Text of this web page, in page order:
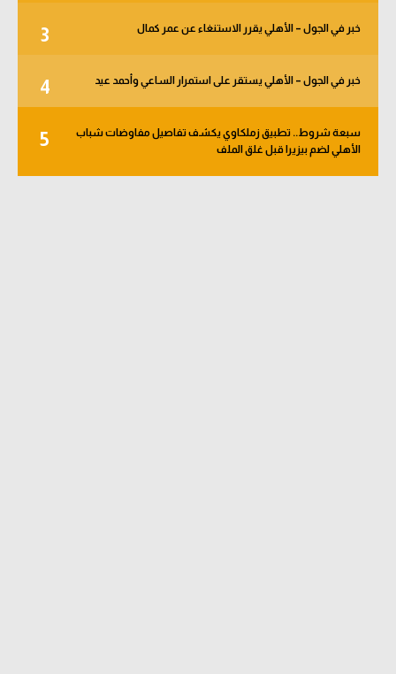
أمريكا
ركن الألعاب
أقسام خاصة
Gamers
3 خبر في الجول – الأهلي يقرر الاستنغاء عن عمر كمال
4 خبر في الجول – الأهلي يستقر على استمرار الساعي وأحمد عيد
5
سبعة شروط.. تطبيق زملكاوي يكشف تفاصيل مفاوضات شباب
الأهلي لضم بيزيرا قبل غلق الملف